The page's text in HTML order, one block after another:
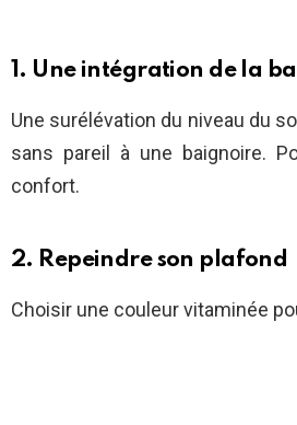
1. Une intégration de la
Une surélévation du niveau du
sans pareil à une baignoire.
confort.
2. Repeindre son plafond
Choisir une couleur vitaminée